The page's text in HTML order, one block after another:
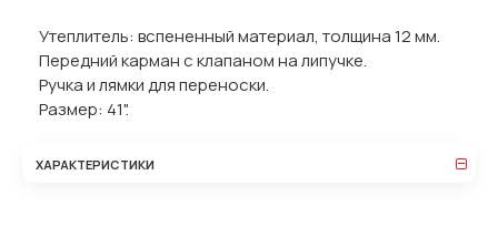
Утеплитель: вспененный материал, толщина 12 мм.
Передний карман с клапаном на липучке.
Ручка и лямки для переноски.
Размер: 41".
ХАРАКТЕРИСТИКИ